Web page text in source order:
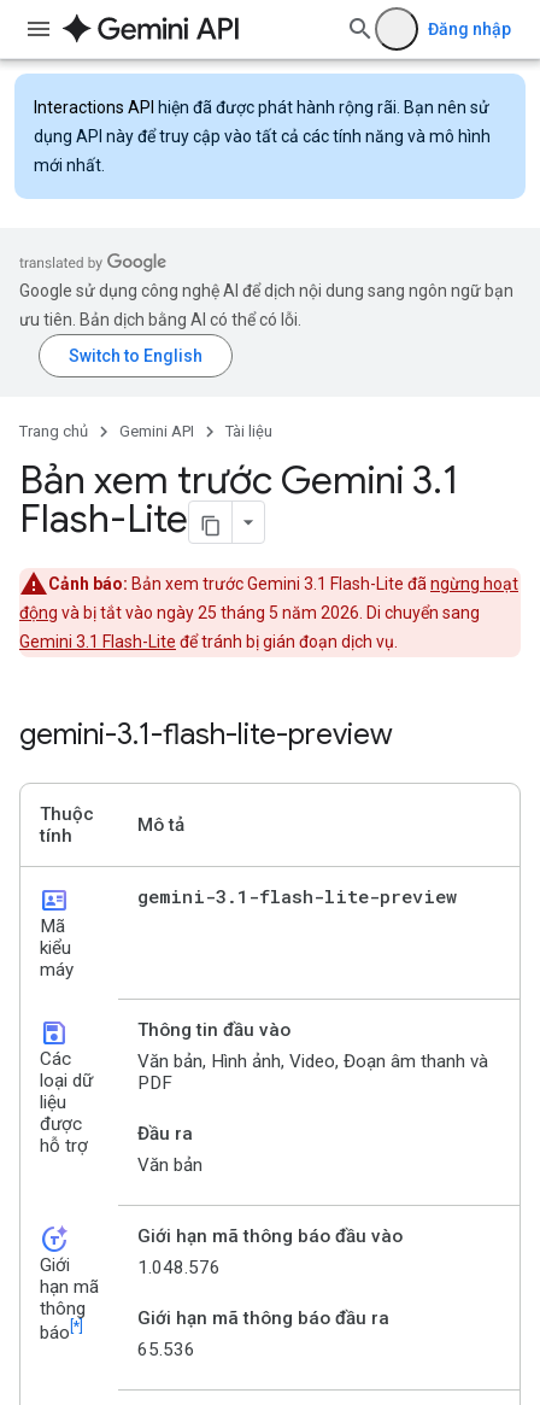
Đăng nhập
Interactions API hiện đã được phát hành rộng rãi. Bạn nên sử
dụng API này để truy cập vào tất cả các tính năng và mô hình
mới nhất.
Google sử dụng công nghệ AI để dịch nội dung sang ngôn ngữ bạn
ưu tiên. Bản dịch bằng AI có thể có lỗi.
Trang chủ Gemini API Tài liệu
Bản xem trước Gemini 3.1
Flash-Lite
Cảnh báo: Bản xem trước Gemini 3.1 Flash-Lite đã ngừng hoạt
động và bị tắt vào ngày 25 tháng 5 năm 2026. Di chuyển sang
Gemini 3.1 Flash-Lite để tránh bị gián đoạn dịch vụ.
gemini-3.1-flash-lite-preview
Thuộc
tính
Mô tả
id_card
Mã
kiểu
máy
gemini-3 . 1-flash-lite-preview
save
Các
loại dữ
liệu
được
hỗ trợ
Thông tin đầu vào
Văn bản, Hình ảnh, Video, Đoạn âm thanh và
PDF
Đầu ra
Văn bản
token_auto
Giới
hạn mã
thông
báo [*]
Giới hạn mã thông báo đầu vào
1.048.576
Giới hạn mã thông báo đầu ra
65.536